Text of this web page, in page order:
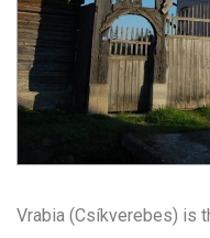
Vrabia (Csíkverebes) is